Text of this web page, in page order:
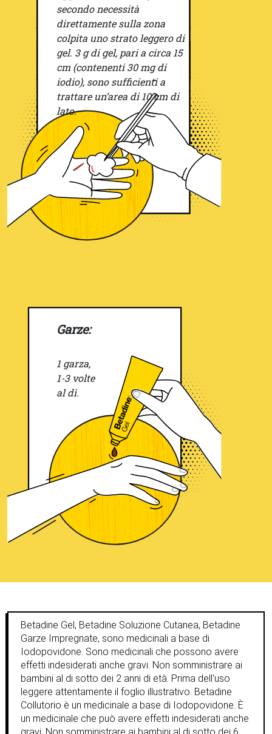
secondo necessità
direttamente sulla zona
colpita uno strato leggero di
gel. 3 g di gel, pari a circa 15
cm (contenenti 30 mg di
iodio), sono sufficienti a
trattare un’area di 10 cm di
lato.
Garze:
1 garza,
1-3 volte
al dì.
Betadine Gel, Betadine Soluzione Cutanea, Betadine
Garze Impregnate, sono medicinali a base di
Iodopovidone. Sono medicinali che possono avere
effetti indesiderati anche gravi. Non somministrare ai
bambini al di sotto dei 2 anni di età. Prima dell‛uso
leggere attentamente il foglio illustrativo. Betadine
Collutorio è un medicinale a base di Iodopovidone. È
un medicinale che può avere effetti indesiderati anche